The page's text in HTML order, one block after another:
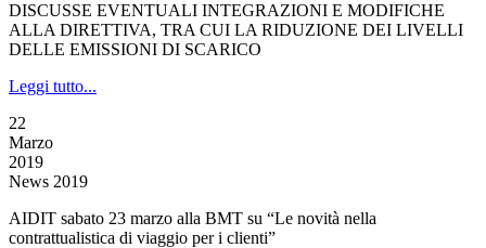
DISCUSSE EVENTUALI INTEGRAZIONI E MODIFICHE
ALLA DIRETTIVA, TRA CUI LA RIDUZIONE DEI LIVELLI
DELLE EMISSIONI DI SCARICO
Leggi tutto...
22
Marzo
2019
News 2019
AIDIT sabato 23 marzo alla BMT su “Le novità nella
contrattualistica di viaggio per i clienti”